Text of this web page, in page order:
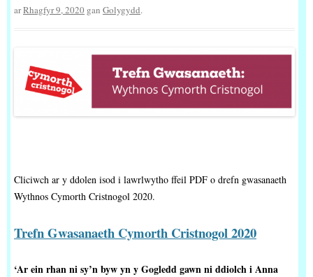
arRhagfyr 9, 2020 gan Golygydd.
Cliciwch ar y ddolen isod i lawrlwytho ffeil PDF o drefn gwasanaeth
Wythnos Cymorth Cristnogol 2020.
Trefn Gwasanaeth Cymorth Cristnogol 2020
‘Ar ein rhan ni sy’n byw yn y Gogledd gawn ni ddiolch i Anna